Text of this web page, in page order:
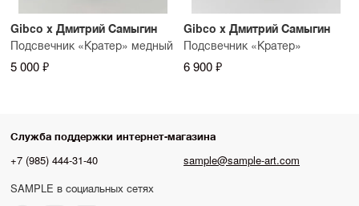
Gibco x Дмитрий Самыгин
Подсвечник «Кратер» медный
5 000 ₽
Gibco x Дмитрий Самыгин
Подсвечник «Кратер»
6 900 ₽
Служба поддержки интернет-магазина
+7 (985) 444-31-40
sample@sample-art.com
SAMPLE в социальных сетях